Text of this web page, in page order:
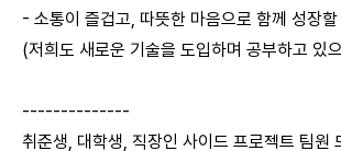
- 소통이 즐겁고, 따뜻한 마음으로 함께 성장
(저희도 새로운 기술을 도입하며 공부하고 있
--------------
취준생, 대학생, 직장인 사이드 프로젝트 팀원